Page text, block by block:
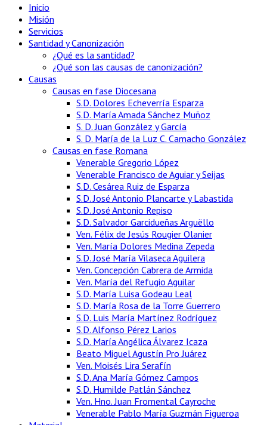
Inicio
Misión
Servicios
Santidad y Canonización
¿Qué es la santidad?
¿Qué son las causas de canonización?
Causas
Causas en fase Diocesana
S.D. Dolores Echeverría Esparza
S.D. María Amada Sánchez Muñoz
S. D. Juan González y García
S. D. María de la Luz C. Camacho González
Causas en fase Romana
Venerable Gregorio López
Venerable Francisco de Aguiar y Seijas
S.D. Cesárea Ruiz de Esparza
S.D. José Antonio Plancarte y Labastida
S.D. José Antonio Repiso
S.D. Salvador Garcidueñas Arguëllo
Ven. Félix de Jesús Rougier Olanier
Ven. María Dolores Medina Zepeda
S.D. José María Vilaseca Aguilera
Ven. Concepción Cabrera de Armida
Ven. María del Refugio Aguilar
S.D. María Luisa Godeau Leal
S.D. María Rosa de la Torre Guerrero
S.D. Luis María Martínez Rodríguez
S.D. Alfonso Pérez Larios
S.D. María Angélica Álvarez Icaza
Beato Miguel Agustín Pro Juárez
Ven. Moisés Lira Serafín
S.D. Ana María Gómez Campos
S.D. Humilde Patlán Sánchez
Ven. Hno. Juan Fromental Cayroche
Venerable Pablo María Guzmán Figueroa